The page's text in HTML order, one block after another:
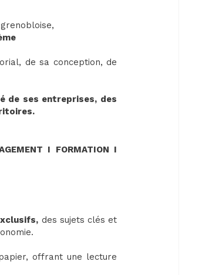
de sa conception, de
de ses entreprises, des
I FORMATION I
des sujets clés et
offrant une lecture